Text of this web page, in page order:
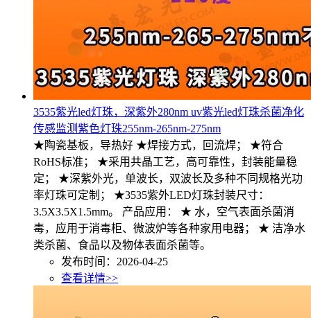
3535紫光led灯珠，深紫外280nm uv紫光led灯珠杀菌净化
传感监测紫色灯珠255nm-265nm-275nm
★陶瓷基板，导热好 ★焊接方式，回流焊； ★符合
RoHS标准； ★采用共晶工艺，高可靠性，封装能量稳
定； ★深紫外光，单波长，双波长及多种不同规格光功
率灯珠可定制； ★3535紫外LED灯珠封装尺寸：
3.5X3.5X1.5mm。 产品应用： ★ 水，空气表面杀菌消
毒，应用于消毒柜、微波炉等各种家用电器； ★ 洁净水
类杀菌、食品以及物体表面杀菌等。
发布时间：2026-04-25
查看详情>>